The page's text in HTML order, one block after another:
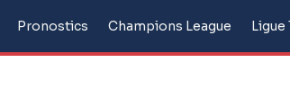
Pronostics Champions League Ligue